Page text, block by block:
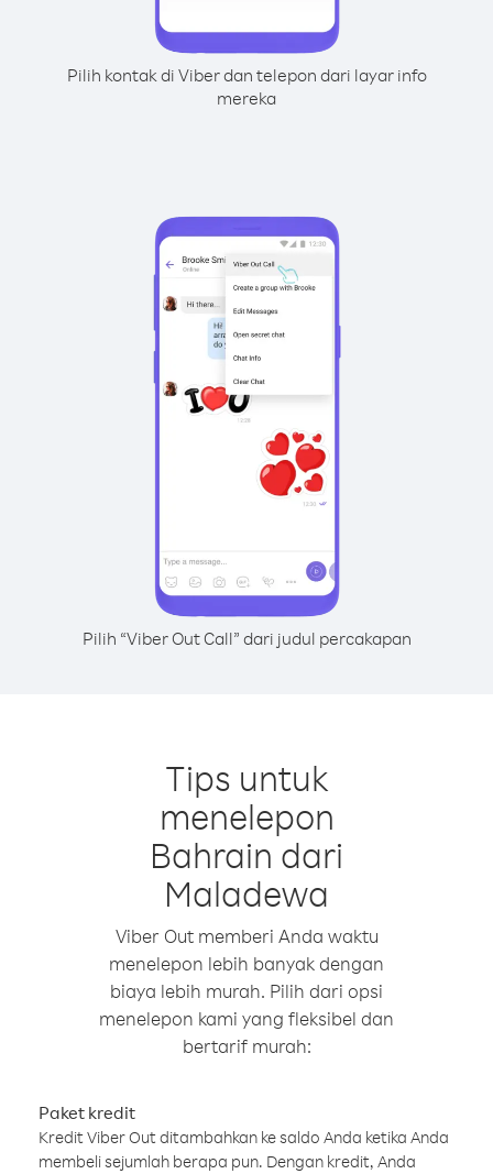
Pilih kontak di Viber dan telepon dari layar info
mereka
Pilih “Viber Out Call” dari judul percakapan
Tips untuk
menelepon
Bahrain dari
Maladewa
Viber Out memberi Anda waktu
menelepon lebih banyak dengan
biaya lebih murah. Pilih dari opsi
menelepon kami yang fleksibel dan
bertarif murah:
Paket kredit
Kredit Viber Out ditambahkan ke saldo Anda ketika Anda
membeli sejumlah berapa pun. Dengan kredit, Anda